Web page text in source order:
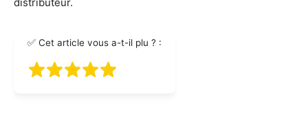
✅ Cet article vous a-t-il plu ? :